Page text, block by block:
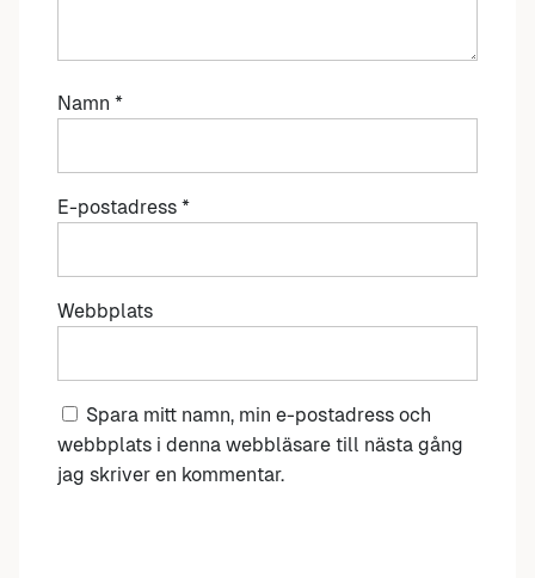
Namn *
E-postadress *
Webbplats
Spara mitt namn, min e-postadress och
webbplats i denna webbläsare till nästa gång
jag skriver en kommentar.